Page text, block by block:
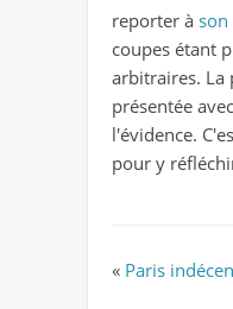
reporter à
coupes étant
arbitraires.
présentée
l'évidence.
pour y
« Paris